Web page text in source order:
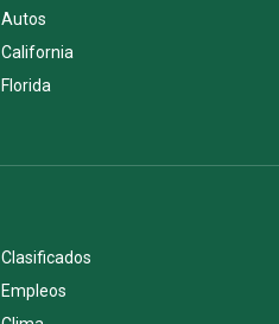
Autos
California
Florida
Clasificados
Empleos